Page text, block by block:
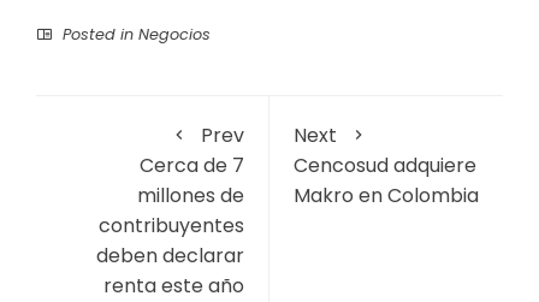
Posted in Negocios
Prev
Cerca de 7
millones de
contribuyentes
deben declarar
renta este año
Next
Cencosud adquiere
Makro en Colombia